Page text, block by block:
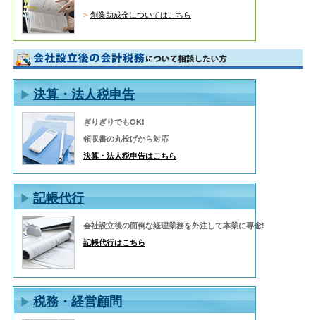
創業助成金についてはこちら
決算・法人税申告
ぎりぎりでもOK!
領収書の丸投げから対応
決算・法人税申告はこちら
記帳代行
会社設立後の面倒な経理業務を外注して本業に専念!
記帳代行はこちら
税務・経営顧問